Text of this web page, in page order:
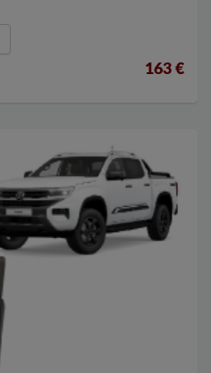
163 €